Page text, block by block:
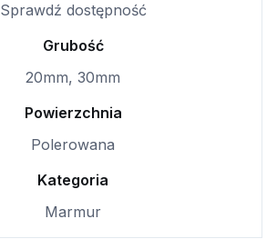
Sprawdź dostępność
Grubość
20mm, 30mm
Powierzchnia
Polerowana
Kategoria
Marmur